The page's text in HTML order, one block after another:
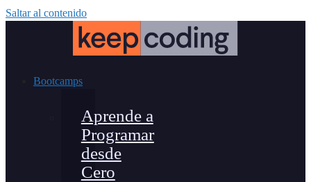
Saltar al contenido
Bootcamps
Aprende a
Programar
desde
Cero